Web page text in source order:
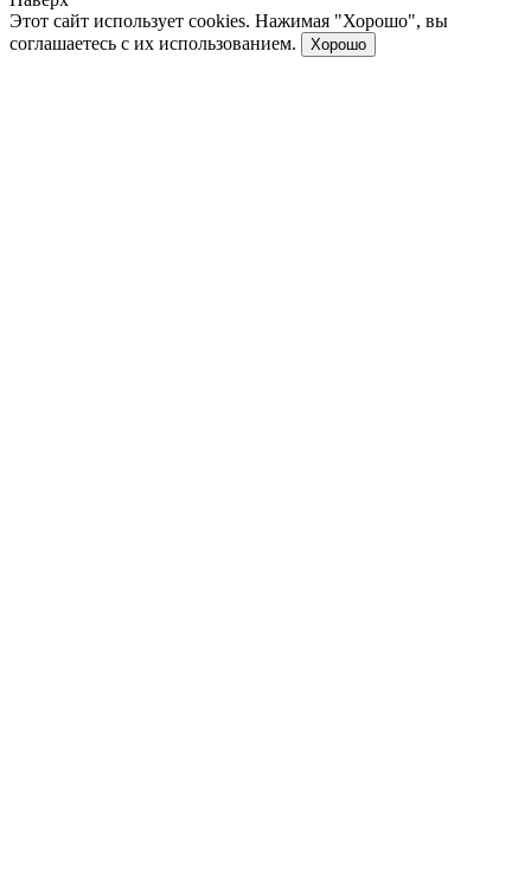
Этот сайт использует cookies. Нажимая "Хорошо", вы
соглашаетесь с их использованием.
Хорошо